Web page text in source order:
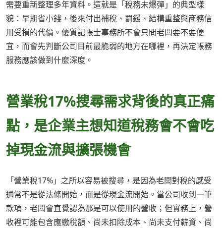
需要重新整理多年資料。這就是「稅務未爆彈」的典型樣
貌：早期省小錢，後來付出補稅、罰鍰、結構重整與商務信
用受損的代價。優質記帳士事務所不會只問老闆要不要便
宜，而會先判斷公司目前最脆弱的地方在哪裡，再決定帳務
服務應該做到什麼深度。
營業稅17%搜尋需求背後的真正痛
點，是企業主想知道稅務會不會吃
掉現金流與擴張機會
「營業稅17%」之所以容易被搜尋，是因為老闆對稅的感受
通常不是從法條開始，而是從現金流開始。當公司收到一筆
款項，老闆會直覺認為那是可以使用的營收；但實務上，營
收裡可能包含應繳稅額、尚未扣除成本、尚未支付薪資、尚